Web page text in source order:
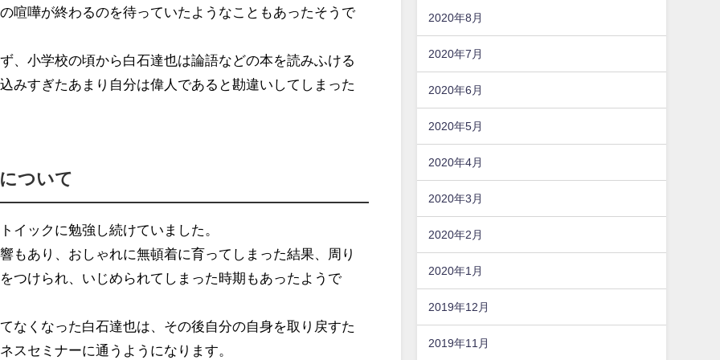
喧嘩が終わるのを待っていたようなこともあったそうで
、小学校の頃から白石達也は論語などの本を読みふける
みすぎたあまり自分は偉人であると勘違いしてしまった
ついて
イックに勉強し続けていました。
もあり、おしゃれに無頓着に育ってしまった結果、周り
つけられ、いじめられてしまった時期もあったようで
なくなった白石達也は、その後自分の自身を取り戻すた
スセミナーに通うようになります。
2020年8月
2020年7月
2020年6月
2020年5月
2020年4月
2020年3月
2020年2月
2020年1月
2019年12月
2019年11月